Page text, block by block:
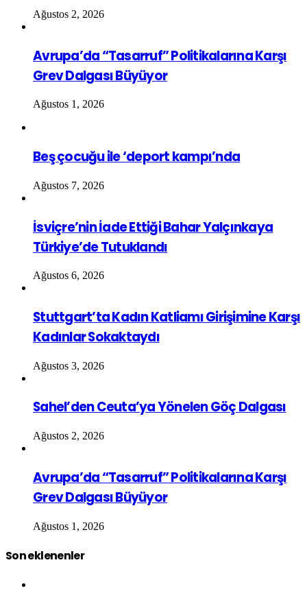
Ağustos 2, 2026
Avrupa’da “Tasarruf” Politikalarına Karşı
Grev Dalgası Büyüyor
Ağustos 1, 2026
Beş çocuğu ile ‘deport kampı’nda
Ağustos 7, 2026
İsviçre’nin İade Ettiği Bahar Yalçınkaya
Türkiye’de Tutuklandı
Ağustos 6, 2026
Stuttgart’ta Kadın Katliamı Girişimine Karşı
Kadınlar Sokaktaydı
Ağustos 3, 2026
Sahel’den Ceuta’ya Yönelen Göç Dalgası
Ağustos 2, 2026
Avrupa’da “Tasarruf” Politikalarına Karşı
Grev Dalgası Büyüyor
Ağustos 1, 2026
Son eklenenler